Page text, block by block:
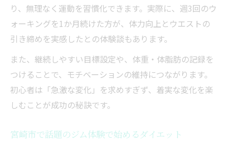
り、無理なく運動を習慣化できます。実際に、週3回のウ
ォーキングを1か月続けた方が、体力向上とウエストの
引き締めを実感したとの体験談もあります。
また、継続しやすい目標設定や、体重・体脂肪の記録を
つけることで、モチベーションの維持につながります。
初心者は「急激な変化」を求めすぎず、着実な変化を楽
しむことが成功の秘訣です。
宮崎市で話題のジム体験で始めるダイエット